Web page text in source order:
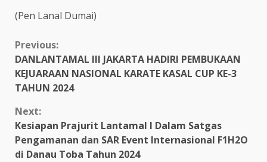
(Pen Lanal Dumai)
Continue
Reading
Previous:
DANLANTAMAL III JAKARTA HADIRI PEMBUKAAN
KEJUARAAN NASIONAL KARATE KASAL CUP KE-3
TAHUN 2024
Next:
Kesiapan Prajurit Lantamal I Dalam Satgas
Pengamanan dan SAR Event Internasional F1H2O
di Danau Toba Tahun 2024